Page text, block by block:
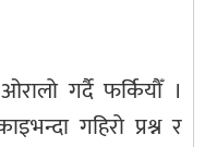
गर्दै फर्कियौँ ।
गहिरो प्रश्न र